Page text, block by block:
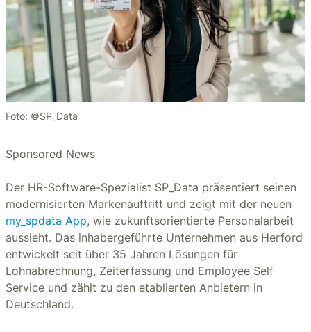
Foto: ©SP_Data
Sponsored News
Der HR-Software-Spezialist SP_Data präsentiert seinen
modernisierten Markenauftritt und zeigt mit der neuen
my_spdata App, wie zukunftsorientierte Personalarbeit
aussieht. Das inhabergeführte Unternehmen aus Herford
entwickelt seit über 35 Jahren Lösungen für
Lohnabrechnung, Zeiterfassung und Employee Self
Service und zählt zu den etablierten Anbietern in
Deutschland.